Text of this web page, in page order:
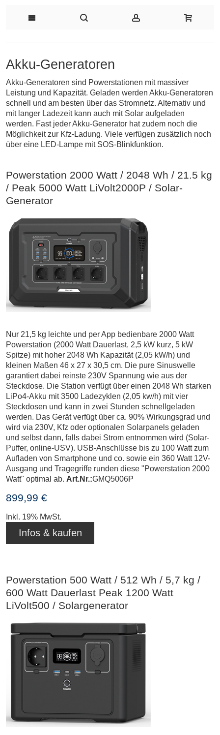
Akku-Generatoren
Akku-Generatoren sind Powerstationen mit massiver
Leistung und Kapazität. Geladen werden Akku-Generatoren
schnell und am besten über das Stromnetz. Alternativ und
mit langer Ladezeit kann auch mit Solar aufgeladen
werden. Fast jeder Akku-Generator hat zudem noch die
Möglichkeit zur Kfz-Ladung. Viele verfügen zusätzlich noch
über eine LED-Lampe mit SOS-Blinkfunktion.
Powerstation 2000 Watt / 2048 Wh / 21.5 kg
/ Peak 5000 Watt LiVolt2000P / Solar-
Generator
Nur 21,5 kg leichte und per App bedienbare 2000 Watt
Powerstation (2000 Watt Dauerlast, 2,5 kW kurz, 5 kW
Spitze) mit hoher 2048 Wh Kapazität (2,05 kW/h) und
kleinen Maßen 46 x 27 x 30,5 cm. Die pure Sinuswelle
garantiert dabei reinste 230V Spannung wie aus der
Steckdose. Die Station verfügt über einen 2048 Wh starken
LiPo4-Akku mit 3500 Ladezyklen (2,05 kw/h) mit vier
Steckdosen und kann in zwei Stunden schnellgeladen
werden. Das Gerät verfügt über ca. 90% Wirkungsgrad und
wird via 230V, Kfz oder optionalen Solarpanels geladen
und selbst dann, falls dabei Strom entnommen wird (Solar-
Puffer, online-USV). USB-Anschlüsse bis zu 100 Watt zum
Aufladen von Smartphone und co. sowie ein 360 Watt 12V-
Ausgang und Tragegriffe runden diese "Powerstation 2000
Watt" optimal ab. Art.Nr.:GMQ5006P
899,99 €
Inkl. 19% MwSt.
Infos & kaufen
Powerstation 500 Watt / 512 Wh / 5,7 kg /
600 Watt Dauerlast Peak 1200 Watt
LiVolt500 / Solargenerator